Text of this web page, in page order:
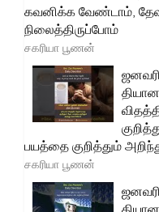
கவனிக்க வேண்டாம்,
நிலைத்திருப்போம்
சகரியா பூணன்
பயத்தை குறித்தும்
சகரியா பூணன்